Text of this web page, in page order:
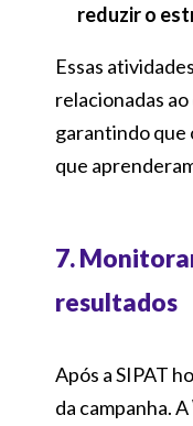
reduzir o
Essas
relacionadas ao
garantindo que
que
7.
resultados
Após a SIPAT
da campanha. A